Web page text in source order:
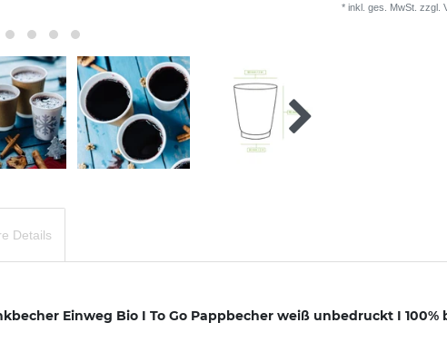
* inkl. ges. MwSt. zzgl.
Details
Einweg Bio I To Go Pappbecher weiß unbedruckt I